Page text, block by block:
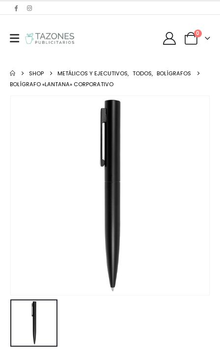
0
SHOP METÁLICOS Y EJECUTIVOS, TODOS, BOLÍGRAFOS
BOLÍGRAFO «LANTANA» CORPORATIVO